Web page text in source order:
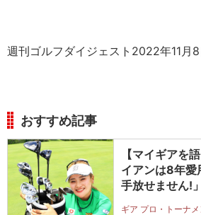
週刊ゴルフダイジェスト2022年11月8
おすすめ記事
【マイギアを
イアンは8年愛
手放せません!」
ギア プロ・トーナ